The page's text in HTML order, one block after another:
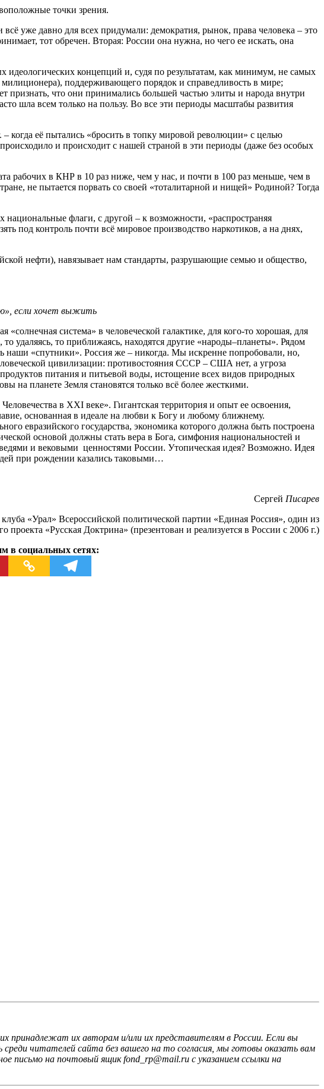
точки зрения.
уже давно для всех придумали: демократия, рынок, права человека – это
тот обречен. Вторая: России она нужна, но чего ее искать, она
концепций и, судя по результатам, как минимум, не самых
поддерживающего порядок и справедливость в мире;
признать, что они принимались большей частью элиты и народа внутри
шла всем только на пользу. Во все эти периоды масштабы развития
– когда её пытались «бросить в топку мировой революции» с целью
и происходит с нашей страной в эти периоды (даже без особых
рабочих в КНР в 10 раз ниже, чем у нас, и почти в 100 раз меньше, чем в
не пытается порвать со своей «тоталитарной и нищей» Родиной? Тогда
флаги, с другой – к возможности, «распространяя
под контроль почти всё мировое производство наркотиков, а на днях,
нефти), навязывает нам стандарты, разрушающие семью и общество,
если хочет выжить
система» в человеческой галактике, для кого-то хорошая, для
удаляясь, то приближаясь, находятся другие «народы–планеты». Рядом
наши «спутники». Россия же – никогда. Мы искренне попробовали, но,
цивилизации: противостояния СССР – США нет, а угроза
питания и питьевой воды, истощение всех видов природных
на планете Земля становятся только всё более жесткими.
в XXI веке». Гигантская территория и опыт ее освоения,
основанная в идеале на любви к Богу и любому ближнему.
евразийского государства, экономика которого должна быть построена
основой должны стать вера в Бога, симфония национальностей и
и вековыми ценностями России. Утопическая идея? Возможно. Идея
при рождении казались таковыми…
Сергей Писарев
«Урал» Всероссийской политической партии «Единая Россия», один из
проекта «Русская Доктрина» (презентован и реализуется в России с 2006 г.)
в социальных сетях:
принадлежат их авторам и/или их представителям в России. Если вы
читателей сайта без вашего на то согласия, мы готовы оказать вам
письмо на почтовый ящик fond_rp@mail.ru с указанием ссылки на